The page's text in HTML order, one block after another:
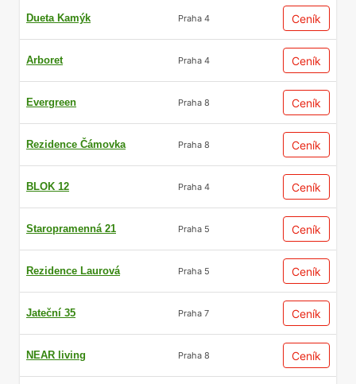
Dueta Kamýk Praha 4 Ceník
Arboret Praha 4 Ceník
Evergreen Praha 8 Ceník
Rezidence Čámovka Praha 8 Ceník
BLOK 12 Praha 4 Ceník
Staropramenná 21 Praha 5 Ceník
Rezidence Laurová Praha 5 Ceník
Jateční 35 Praha 7 Ceník
NEAR living Praha 8 Ceník